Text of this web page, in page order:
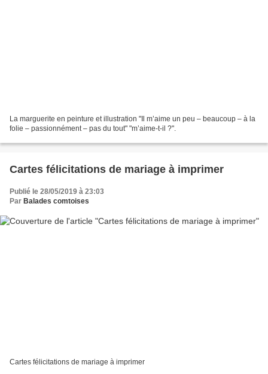
La marguerite en peinture et illustration "Il m’aime un peu – beaucoup – à la
folie – passionnément – pas du tout" "m’aime-t-il ?".
Cartes félicitations de mariage à imprimer
Publié le 28/05/2019 à 23:03
Par Balades comtoises
Cartes félicitations de mariage à imprimer